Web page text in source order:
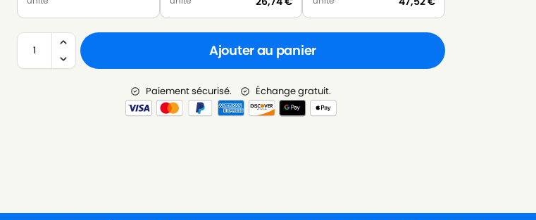
Ajouter au panier
Paiement sécurisé. Échange gratuit.